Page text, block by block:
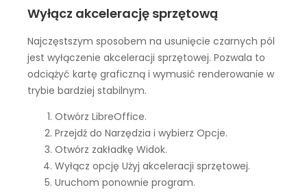
Wyłącz akcelerację sprzętową
Najczęstszym sposobem na usunięcie czarnych pól
jest wyłączenie akceleracji sprzętowej. Pozwala to
odciążyć kartę graficzną i wymusić renderowanie w
trybie bardziej stabilnym.
Otwórz LibreOffice.
Przejdź do Narzędzia i wybierz Opcje.
Otwórz zakładkę Widok.
Wyłącz opcję Użyj akceleracji sprzętowej.
Uruchom ponownie program.